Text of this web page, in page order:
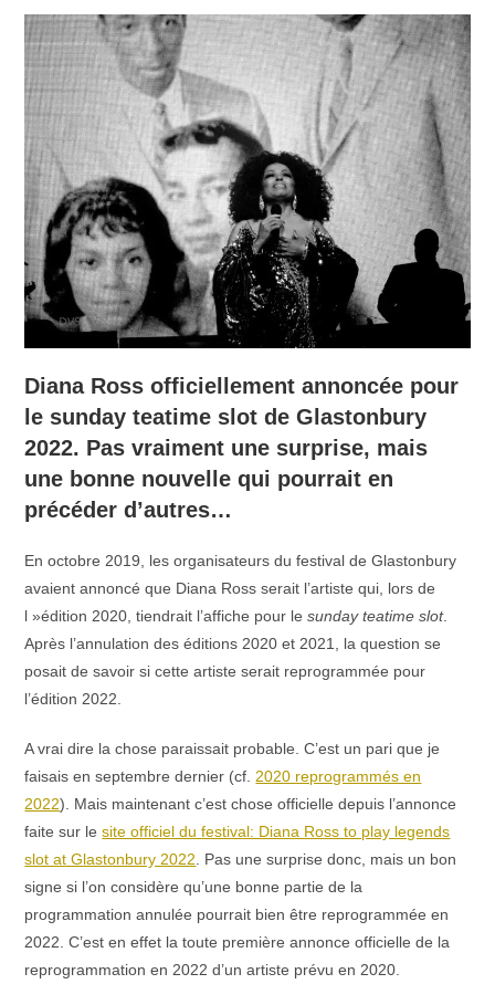
Diana Ross officiellement annoncée pour
le sunday teatime slot de Glastonbury
2022. Pas vraiment une surprise, mais
une bonne nouvelle qui pourrait en
précéder d’autres…
En octobre 2019, les organisateurs du festival de Glastonbury
avaient annoncé que Diana Ross serait l’artiste qui, lors de
l »édition 2020, tiendrait l’affiche pour lesunday teatime slot.
Après l’annulation des éditions 2020 et 2021, la question se
posait de savoir si cette artiste serait reprogrammée pour
l’édition 2022.
A vrai dire la chose paraissait probable. C’est un pari que je
faisais en septembre dernier (cf.2020 reprogrammés en
2022). Mais maintenant c’est chose officielle depuis l’annonce
faite sur lesite officiel du festival: Diana Ross to play legends
slot at Glastonbury 2022. Pas une surprise donc, mais un bon
signe si l’on considère qu’une bonne partie de la
programmation annulée pourrait bien être reprogrammée en
2022. C’est en effet la toute première annonce officielle de la
reprogrammation en 2022 d’un artiste prévu en 2020.